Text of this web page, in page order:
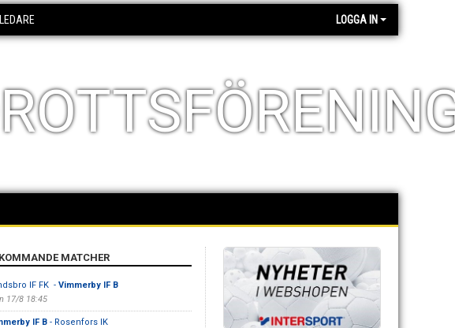
LOGGA IN
KOMMANDE MATCHER
IF FK - Vimmerby IF B
17/8 18:45
IF B- Rosenfors IK